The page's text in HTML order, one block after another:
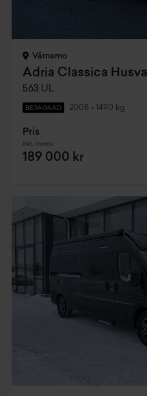
Värnamo
Adria Classica
563 UL
BEGAGNAD 2008 • 1490 kg
Pris
Inkl. moms
189 000 kr